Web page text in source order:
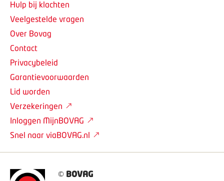
© BOVAG
Hulp bij klachten
Veelgestelde vragen
Over Bovag
Contact
Privacybeleid
Garantievoorwaarden
Lid worden
Verzekeringen
Inloggen MijnBOVAG
Snel naar viaBOVAG.nl